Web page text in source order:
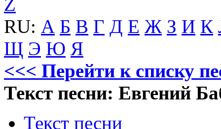
RU: А Б В Г Д Е Ж З И К
Щ Э Ю Я
<<< Перейти к списку
Текст песни: Евгений
Текст песни